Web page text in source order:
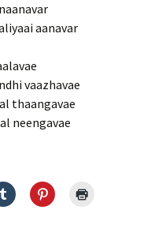
aanavar
vaazhavae
thaangavae
neengavae